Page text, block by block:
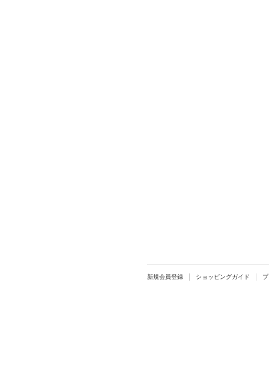
新規会員登録 ショッピングガイド